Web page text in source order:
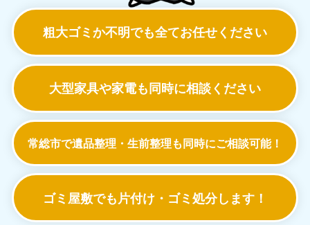
粗大ゴミか不明でも全てお任せください
大型家具や家電も同時に相談ください
常総市で遺品整理・生前整理も同時にご相談可能！
ゴミ屋敷でも 片付け・ゴミ処分します！